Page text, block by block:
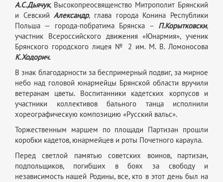
А.С.Дьячук, Высокопреосвященство Митрополит Брянский
и СевскийАлександр, глава города Конина Республики
Польша — города-побратима Брянска – П.Корытковски,
участник Всероссийского движения «Юнармия», ученик
Брянского городского лицея № 2 им. М. В. Ломоносова
К.Ходорич.
В знак благодарности за беспримерный подвиг, за мирное
небо над головой юнармейцы Брянской области вручили
ветеранам цветы. Воспитанники кадетских корпусов и
участники коллективов бального танца исполнили
хореографическую композицию «Русский вальс».
Торжественным маршем по площади Партизан прошли
коробки кадетов, юнармейцев и роты Почетного караула.
Перед светлой памятью советских воинов, партизан,
подпольщиков, погибших в боях за свободу и
независимость нашей Родины, все, кто в этот день был на